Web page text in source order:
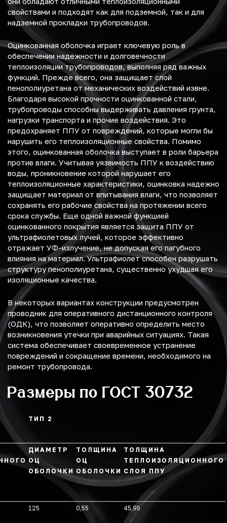
свойствами и подходят как для подземной, так и для
надземной прокладки трубопроводов.
Оцинкованная оболочка играет ключевую роль в
обеспечении надежности и долговечности
теплоизоляции трубопроводов, выполняя ряд важных
функций. Прежде всего, она защищает слой
пенополиуретана от механических воздействий извне.
Благодаря высокой прочности оцинкованной стали,
трубопроводы способны выдерживать давления грунта,
нагрузки транспорта и прочие воздействия. Это
предохраняет ППУ от повреждений, которые могли бы
нарушить его теплоизоляционные свойства. Помимо
этого, оцинкованная оболочка выступает в роли барьера
против влаги. Учитывая уязвимость ППУ к воздействию
воды, проникновение которой нарушает его
теплоизоляционные характеристики, оцинковка надежно
защищает материал от впитывания влаги, что позволяет
сохранять его рабочие свойства на протяжении всего
срока службы. Еще одной важной функцией
оцинкованного покрытия является защита ППУ от
ультрафиолетовых лучей, которое эффективно
отражает УФ-излучение, не допуская его пагубного
влияния на материал. Ультрафиолет способен разрушать
структуру пенополиуретана, существенно ухудшая его
изоляционные качества.
В некоторых вариантах конструкции предусмотрен
проводник для оперативного дистанционного контроля
(ОДК), что позволяет оперативно определить место
возникновения утечки при аварийных ситуациях. Такая
система обеспечивает своевременное устранение
повреждений и сокращение времени, необходимого на
ремонт трубопровода.
Размеры по ГОСТ 30732
ТИП 2
ДИАМЕТР
ОЦ
ОБОЛОЧКИ
ТОЛЩИНА
ОЦ
ОБОЛОЧКИ
ТОЛЩИНА
ТЕПЛОИЗОЛЯЦИОННОГО
СЛОЯ ППУ
125 0,55 45,95